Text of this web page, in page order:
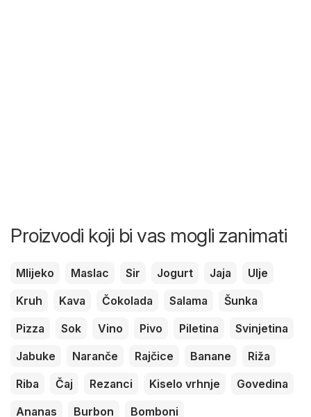
Proizvodi koji bi vas mogli zanimati
Mlijeko Maslac Sir Jogurt Jaja
Ulje
Kruh
Kava Čokolada Salama
Šunka
Pizza
Sok Vino Pivo Piletina
Svinjetina
Jabuke
Naranče Rajčice Banane
Riža
Riba
Čaj Rezanci Kiselo vrhnje
Govedina
Ananas
Burbon Bomboni